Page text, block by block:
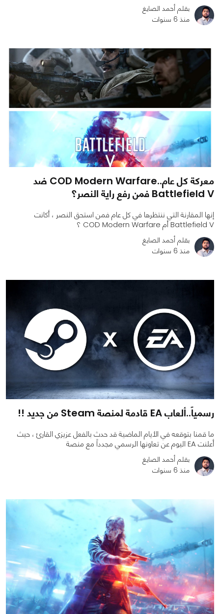
بقلم أحمد الصايغ
منذ 6 سنوات
معركة كل عام..COD Modern Warfare ضد
Battlefield V فمن رفع راية النصر؟
إنها المقارنة التي ننتظرها في كل عام فمن استحق النصر ، أكانت
Battlefield V أم COD Modern Warfare ؟
بقلم أحمد الصايغ
منذ 6 سنوات
2965
رسمياً..ألعاب EA قادمة لمنصة Steam من جديد !!
ما قمنا بتوقعه في الأيام الماضية قد حدث بالفعل عزيزي القارئ ، حيث
أعلنت EA اليوم عن تعاونها الرسمي مجدداً مع منصة
بقلم أحمد الصايغ
منذ 6 سنوات